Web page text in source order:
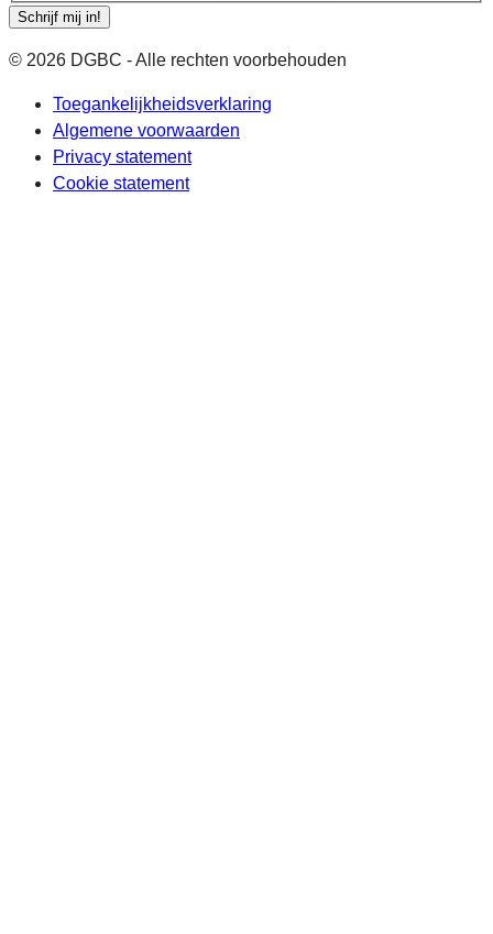
Schrijf mij in!
© 2026 DGBC - Alle rechten voorbehouden
Toegankelijkheidsverklaring
Algemene voorwaarden
Privacy statement
Cookie statement